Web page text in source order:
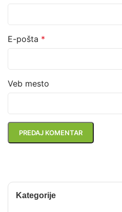
Kategorije
E-pošta *
Veb mesto